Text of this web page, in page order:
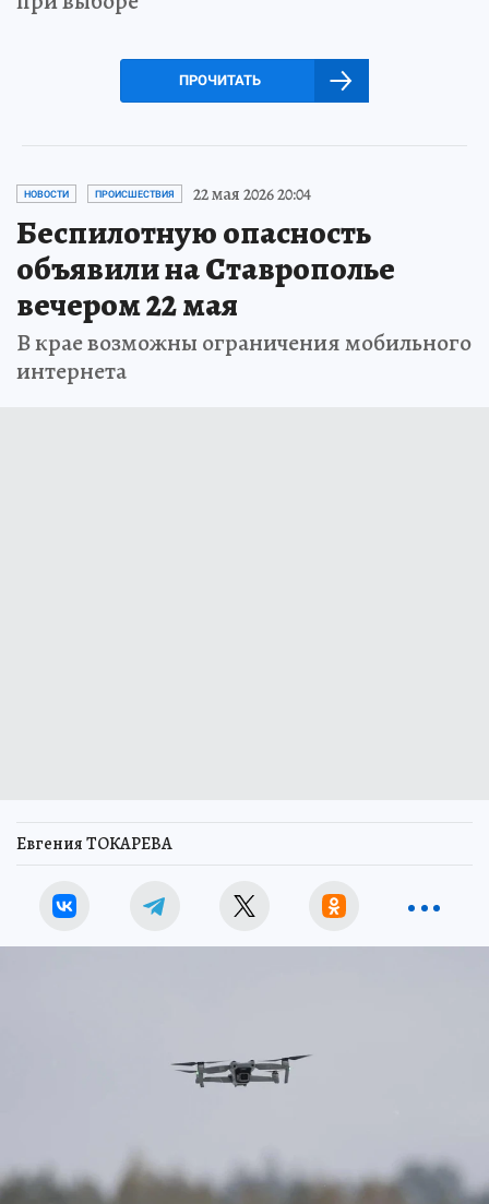
ПРОЧИТАТЬ
НОВОСТИ ПРОИСШЕСТВИЯ 22 мая 2026 20:04
Беспилотную опасность
объявили на Ставрополье
вечером 22 мая
В крае возможны ограничения мобильного
интернета
Евгения ТОКАРЕВА